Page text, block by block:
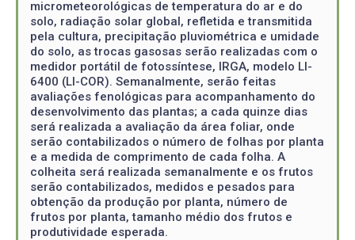
micrometeorológicas de temperatura do ar e do
solo, radiação solar global, refletida e transmitida
pela cultura, precipitação pluviométrica e umidade
do solo, as trocas gasosas serão realizadas com o
medidor portátil de fotossíntese, IRGA, modelo LI-
6400 (LI-COR). Semanalmente, serão feitas
avaliações fenológicas para acompanhamento do
desenvolvimento das plantas; a cada quinze dias
será realizada a avaliação da área foliar, onde
serão contabilizados o número de folhas por planta
e a medida de comprimento de cada folha. A
colheita será realizada semanalmente e os frutos
serão contabilizados, medidos e pesados para
obtenção da produção por planta, número de
frutos por planta, tamanho médio dos frutos e
produtividade esperada.